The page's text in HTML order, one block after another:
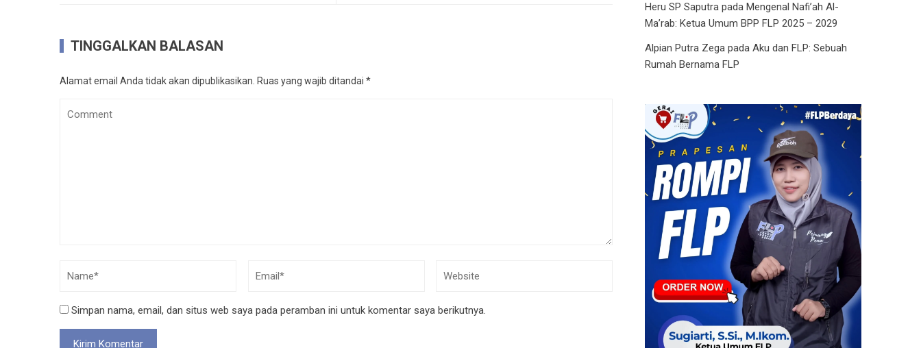
TINGGALKAN BALASAN
Alamat email Anda tidak akan dipublikasikan. Ruas yang wajib ditandai *
Simpan nama, email, dan situs web saya pada peramban ini untuk komentar saya berikutnya.
Heru SP Saputra padaMengenal Nafi’ah Al-
Ma’rab: Ketua Umum BPP FLP 2025 – 2029
Alpian Putra Zega padaAku dan FLP: Sebuah
Rumah Bernama FLP